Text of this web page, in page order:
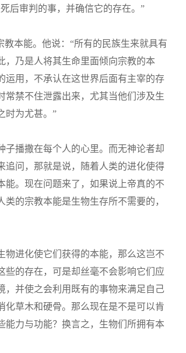
后审判的事，并确信它的存在。”
本能。他说：“所有的民族生来就具有
乃是人将其生命里面倾向宗教的本
运用，不承认在这世界后面有主宰的存
常禁不住泄露出来，尤其当他们涉及生
时为尤甚。”
子播撒在每个人的心里。而无神论者却
追问，那就是说，随着人类的进化使得
能。现在问题来了，如果说上帝真的不
的宗教本能是生物生存所不需要的，
物进化使它们获得的本能，那么这岂不
些的存在，可是却丝毫不会影响它们应
，并使之会利用既有的事物来满足自己
化草木和硬骨。那么现在是不是可以肯
能力与功能？换言之，生物们所拥有本